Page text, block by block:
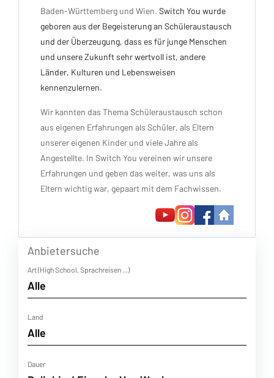
Baden-Württemberg und Wien. Switch You wurde
geboren aus der Begeisterung an Schüleraustausch
und der Überzeugung, dass es für junge Menschen
und unsere Zukunft sehr wertvoll ist, andere
Länder, Kulturen und Lebensweisen
kennenzulernen.
Wir kannten das Thema Schüleraustausch schon
aus eigenen Erfahrungen als Schüler, als Eltern
unserer eigenen Kinder und viele Jahre als
Angestellte. In Switch You vereinen wir unsere
Erfahrungen und geben das weiter, was uns als
Eltern wichtig war, gepaart mit dem Fachwissen.
Anbietersuche
Art (High School, Sprachreisen ...)
Land
Dauer